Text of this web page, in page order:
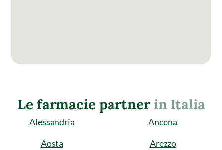
Le farmacie partnerin Italia
Alessandria
Ancona
Aosta
Arezzo